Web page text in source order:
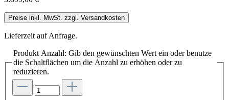
Preise inkl. MwSt. zzgl. Versandkosten
Lieferzeit auf Anfrage.
Produkt Anzahl: Gib den gewünschten Wert ein oder benutze
die Schaltflächen um die Anzahl zu erhöhen oder zu
reduzieren.